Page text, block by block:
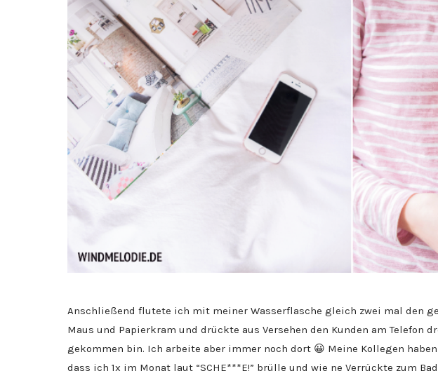
Anschließend flutete ich mit meiner Wasserflasche gleich zwei mal den
Maus und Papierkram und drückte aus Versehen den Kunden am Telefon
gekommen bin. Ich arbeite aber immer noch dort 😀 Meine Kollegen
dass ich 1x im Monat laut “SCHE***E!” brülle und wie ne Verrückte zum